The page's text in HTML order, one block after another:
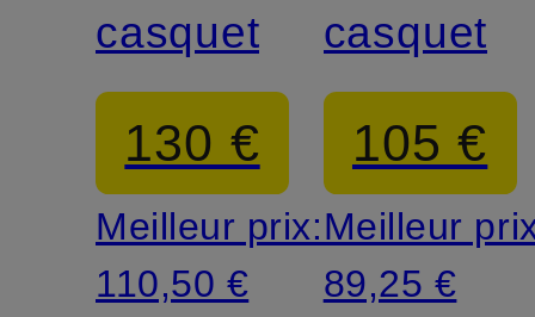
casquette
130 €
Meilleur prix:
110,50 €
casquette
105 €
Meilleur
89,25 €